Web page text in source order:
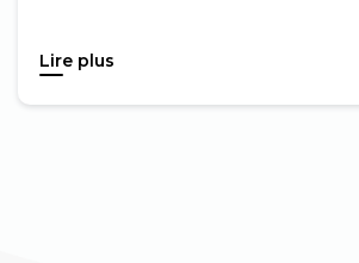
Lire plus